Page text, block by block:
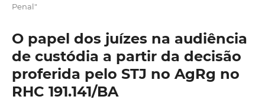
Penal"
O papel dos juízes na audiência
de custódia a partir da decisão
proferida pelo STJ no AgRg no
RHC 191.141/BA